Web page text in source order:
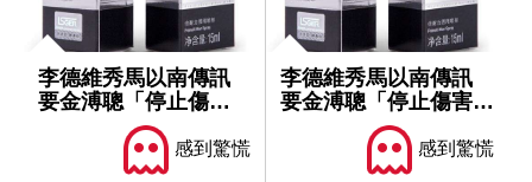
李德維秀馬以南傳訊
要金溥聰「停止傷害
感到驚慌
李德維秀馬以南傳訊
要金溥聰「停止傷害馬
感到驚慌